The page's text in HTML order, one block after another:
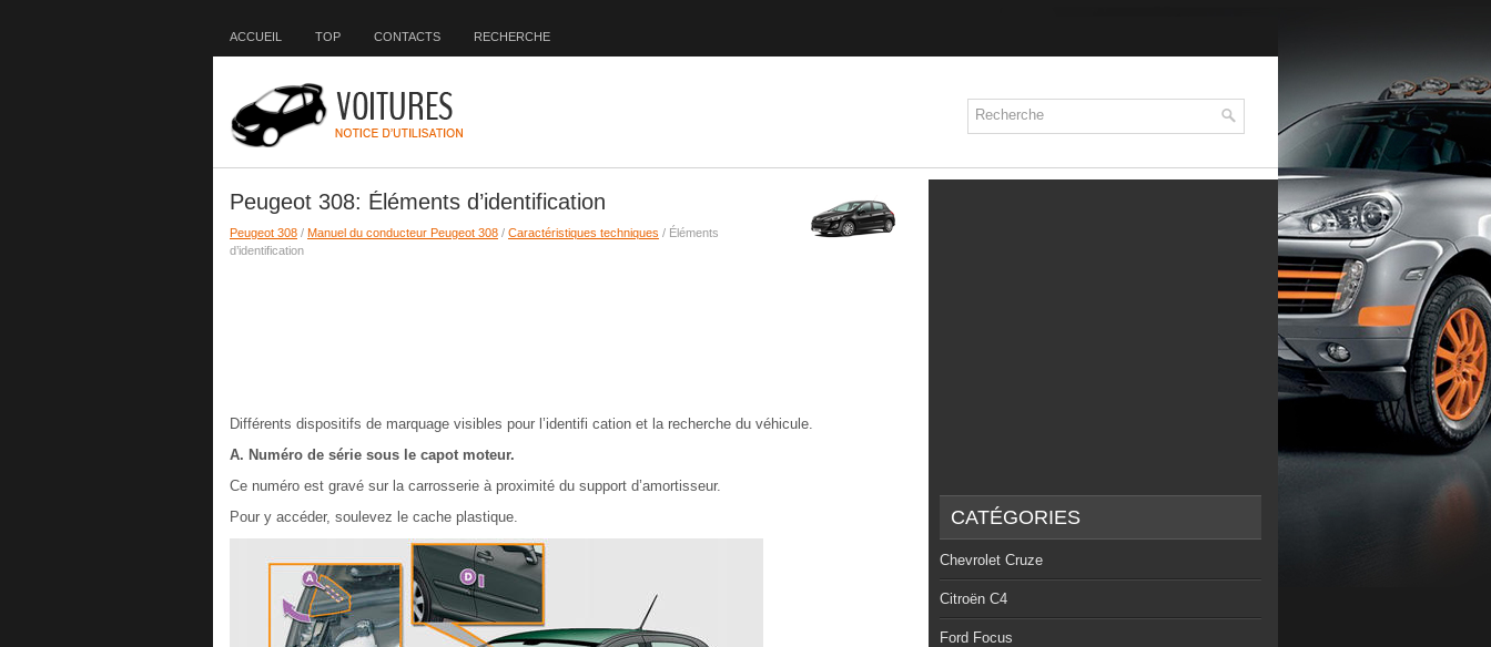
ACCUEIL TOP CONTACTS RECHERCHE
Peugeot 308: Éléments d’identification
Peugeot 308 / Manuel du conducteur Peugeot 308 / Caractéristiques techniques / Éléments
d’identification
Différents dispositifs de marquage visibles pour l’identifi cation et la recherche du véhicule.
A. Numéro de série sous le capot moteur.
Ce numéro est gravé sur la carrosserie à proximité du support d’amortisseur.
Pour y accéder, soulevez le cache plastique.
CATÉGORIES
Chevrolet Cruze
Citroën C4
Ford Focus